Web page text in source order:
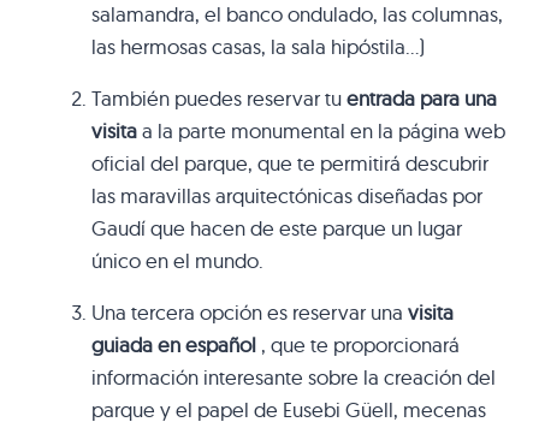
salamandra, el banco ondulado, las columnas,
las hermosas casas, la sala hipóstila…)
También puedes reservar tuentrada para una
visitaa la parte monumental en la página web
oficial del parque, que te permitirá descubrir
las maravillas arquitectónicas diseñadas por
Gaudí que hacen de este parque un lugar
único en el mundo.
Una tercera opción es reservar una visita
guiada en español , que te proporcionará
información interesante sobre la creación del
parque y el papel de Eusebi Güell, mecenas